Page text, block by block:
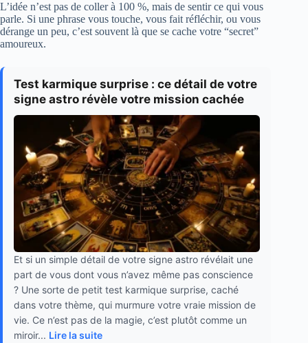
L’idée n’est pas de coller à 100 %, mais de sentir ce qui vous
parle. Si une phrase vous touche, vous fait réfléchir, ou vous
dérange un peu, c’est souvent là que se cache votre “secret”
amoureux.
Test karmique surprise : ce détail de votre
signe astro révèle votre mission cachée
Et si un simple détail de votre signe astro révélait une
part de vous dont vous n’avez même pas conscience
? Une sorte de petit test karmique surprise, caché
dans votre thème, qui murmure votre vraie mission de
vie. Ce n’est pas de la magie, c’est plutôt comme un
miroir... Lire la suite